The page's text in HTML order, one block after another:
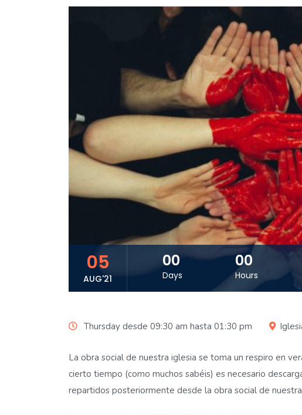
05
AUG'21
00
Days
00
Hours
Thursday desde 09:30 am hasta 01:30 pm
La obra social de nuestra iglesia se toma un respiro en
cierto tiempo (como muchos sabéis) es necesario
repartidos posteriormente desde la obra social de